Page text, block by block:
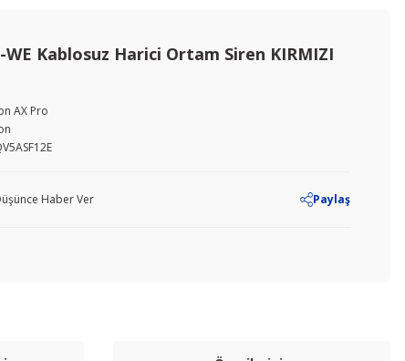
WE Kablosuz Harici Ortam Siren KIRMIZI
AX Pro
Haber Ver Paylaş